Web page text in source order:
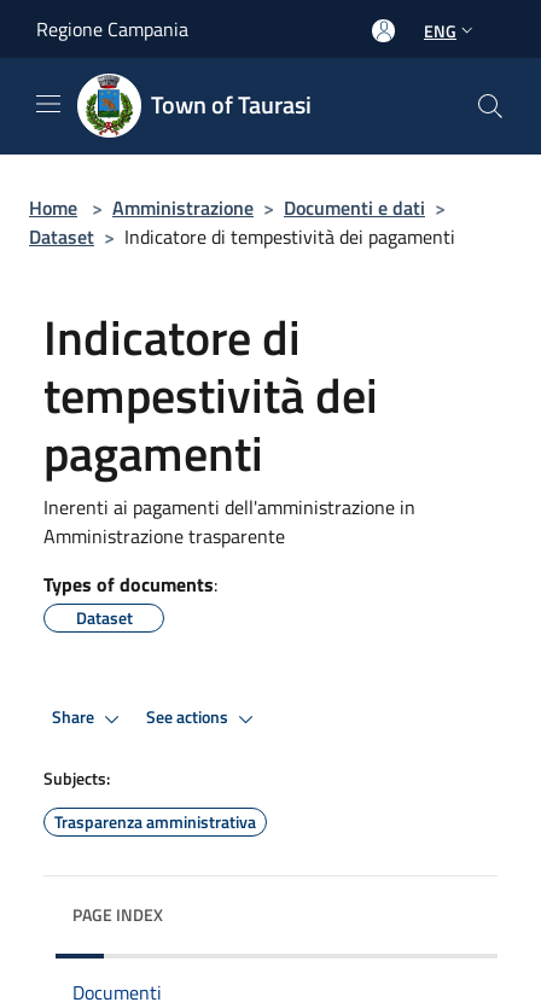
Regione Campania ENG
Town of Taurasi
Home > Amministrazione > Documenti e dati >
Dataset > Indicatore di tempestività dei pagamenti
Indicatore di
tempestività dei
pagamenti
Inerenti ai pagamenti dell'amministrazione in
Amministrazione trasparente
Types of documents:
Dataset
Share See actions
Subjects:
Trasparenza amministrativa
PAGE INDEX
Documenti